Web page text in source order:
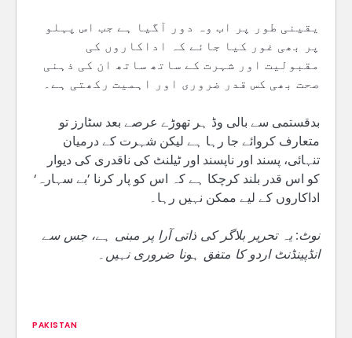
یقینی طور پر اب وہ دور آگیا ہے جب اس پہلو
پر بھی غور کیا جائے کہ اداکاروں کی
مقبولیت اور شہرت کے ساتھ ساتھ ان کی ذہنی
صحت بھی کس قدر ضروری اور اہمیت رکھتی ہے۔
بدقستمی سے بالی وڈ ہر تھوڑے عرصے بعد سٹارز تو
متعارف کروائے جا رہا ہے لیکن شہرت کے درمیان
تنہائی، پسند اور ناپسند اور ٹیلنٹ کی ناقدری کی دیوار
کو اس قدر بلند کرچکا ہے کہ اس کو پار کرنا ’بے سہارہ‘
اداکاروں کے لیے ممکن نہیں رہا۔
نوٹ: یہ تحریر بلاگر کی ذاتی آرا پر مبنی ہے، جس سے
انڈپینڈنٹ اردو کا متفق ہونا ضروری نہیں۔
PAKISTAN